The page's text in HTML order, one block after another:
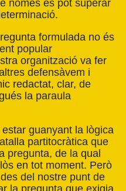
només es pot superar
formulada no és
popular
organització va fer
defensàvem i
redactat, clar, de
la paraula
guanyant la lògica
partitocràtica que
pregunta, de la qual
en tot moment. Però
del nostre punt de